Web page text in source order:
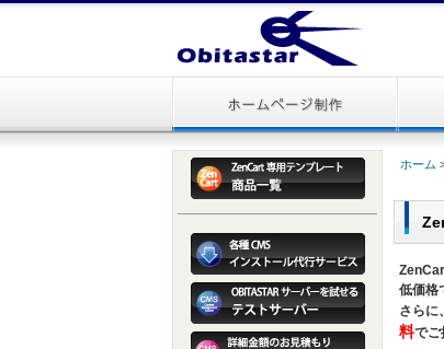
ホーム
低価格
さらに、
料でご